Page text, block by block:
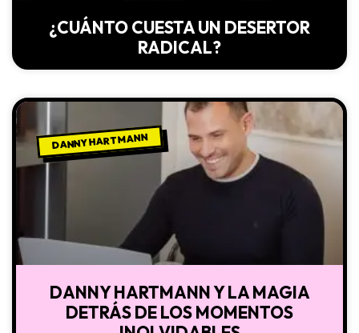
¿CUÁNTO CUESTA UN DESERTOR
RADICAL?
DANNY HARTMANN
DANNY HARTMANN Y LA MAGIA
DETRÁS DE LOS MOMENTOS